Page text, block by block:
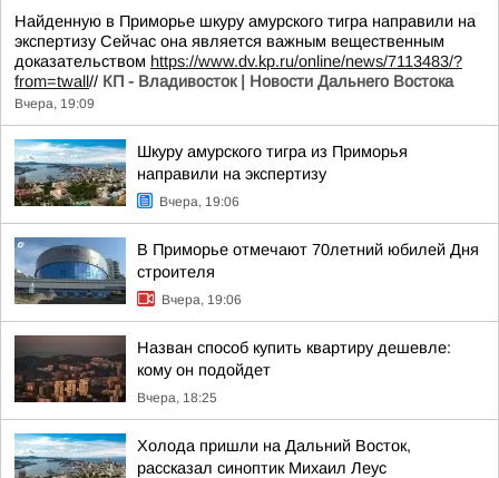
Найденную в Приморье шкуру амурского тигра направили на
экспертизу Сейчас она является важным вещественным
доказательством https://www.dv.kp.ru/online/news/7113483/?
from=twall// КП - Владивосток | Новости Дальнего Востока
Вчера, 19:09
Шкуру амурского тигра из Приморья
направили на экспертизу
Вчера, 19:06
В Приморье отмечают 70летний юбилей Дня
строителя
Вчера, 19:06
Назван способ купить квартиру дешевле:
кому он подойдет
Вчера, 18:25
Холода пришли на Дальний Восток,
рассказал синоптик Михаил Леус